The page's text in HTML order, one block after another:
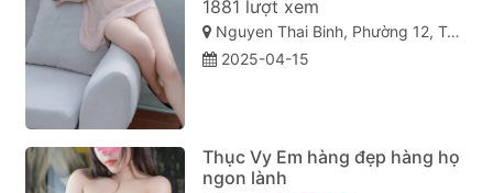
1881 lượt xem
Nguyen Thai Binh, Phường 12, Tân Bình, Thành phố Hồ Chí Minh
2025-04-15
Thục Vy Em hàng đẹp hàng họ
ngon lành